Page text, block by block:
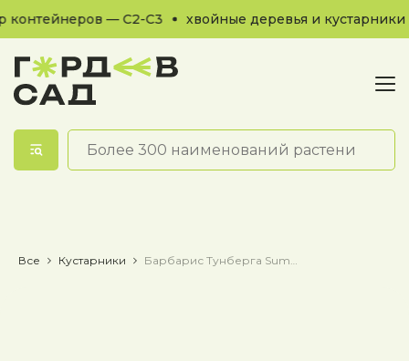
— С2-С3 хвойные деревья и кустарники
Все Кустарники Барбарис Тунберга Summer Sunset / Саммер Сансет / Летний Закат